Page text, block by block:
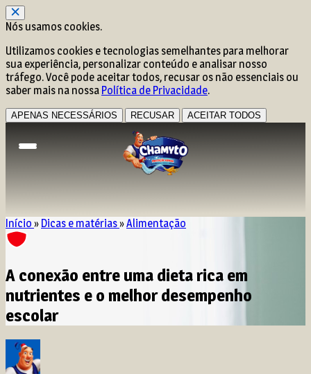
Nós usamos cookies.
Utilizamos cookies e tecnologias semelhantes para melhorar
sua experiência, personalizar conteúdo e analisar nosso
tráfego. Você pode aceitar todos, recusar os não essenciais ou
saber mais na nossa Política de Privacidade.
APENAS NECESSÁRIOS RECUSAR ACEITAR TODOS
Início » Dicas e matérias»Alimentação
A conexão entre uma dieta rica em
nutrientes e o melhor desempenho
escolar